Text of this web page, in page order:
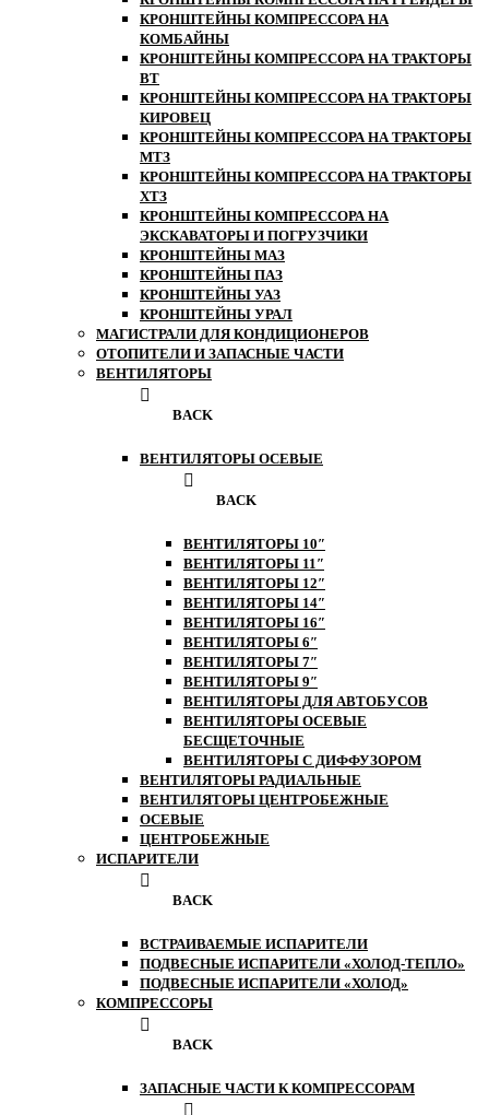
КРОНШТЕЙНЫ КОМПРЕССОРА НА
КОМБАЙНЫ
КРОНШТЕЙНЫ КОМПРЕССОРА НА ТРАКТОРЫ
ВТ
КРОНШТЕЙНЫ КОМПРЕССОРА НА ТРАКТОРЫ
КИРОВЕЦ
КРОНШТЕЙНЫ КОМПРЕССОРА НА ТРАКТОРЫ
МТЗ
КРОНШТЕЙНЫ КОМПРЕССОРА НА ТРАКТОРЫ
ХТЗ
КРОНШТЕЙНЫ КОМПРЕССОРА НА
ЭКСКАВАТОРЫ И ПОГРУЗЧИКИ
КРОНШТЕЙНЫ МАЗ
КРОНШТЕЙНЫ ПАЗ
КРОНШТЕЙНЫ УАЗ
КРОНШТЕЙНЫ УРАЛ
МАГИСТРАЛИ ДЛЯ КОНДИЦИОНЕРОВ
ОТОПИТЕЛИ И ЗАПАСНЫЕ ЧАСТИ
ВЕНТИЛЯТОРЫ
BACK
ВЕНТИЛЯТОРЫ ОСЕВЫЕ
BACK
ВЕНТИЛЯТОРЫ 10″
ВЕНТИЛЯТОРЫ 11″
ВЕНТИЛЯТОРЫ 12″
ВЕНТИЛЯТОРЫ 14″
ВЕНТИЛЯТОРЫ 16″
ВЕНТИЛЯТОРЫ 6″
ВЕНТИЛЯТОРЫ 7″
ВЕНТИЛЯТОРЫ 9″
ВЕНТИЛЯТОРЫ ДЛЯ АВТОБУСОВ
ВЕНТИЛЯТОРЫ ОСЕВЫЕ
БЕСЩЕТОЧНЫЕ
ВЕНТИЛЯТОРЫ С ДИФФУЗОРОМ
ВЕНТИЛЯТОРЫ РАДИАЛЬНЫЕ
ВЕНТИЛЯТОРЫ ЦЕНТРОБЕЖНЫЕ
ОСЕВЫЕ
ЦЕНТРОБЕЖНЫЕ
ИСПАРИТЕЛИ
BACK
ВСТРАИВАЕМЫЕ ИСПАРИТЕЛИ
ПОДВЕСНЫЕ ИСПАРИТЕЛИ «ХОЛОД-ТЕПЛО»
ПОДВЕСНЫЕ ИСПАРИТЕЛИ «ХОЛОД»
КОМПРЕССОРЫ
BACK
ЗАПАСНЫЕ ЧАСТИ К КОМПРЕССОРАМ